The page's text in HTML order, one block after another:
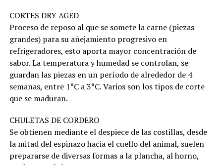
CORTES DRY AGED
Proceso de reposo al que se somete la carne (piezas
grandes) para su añejamiento progresivo en
refrigeradores, esto aporta mayor concentración de
sabor. La temperatura y humedad se controlan, se
guardan las piezas en un período de alrededor de 4
semanas, entre 1°C a 3°C. Varios son los tipos de corte
que se maduran.
CHULETAS DE CORDERO
Se obtienen mediante el despiece de las costillas, desde
la mitad del espinazo hacia el cuello del animal, suelen
prepararse de diversas formas a la plancha, al horno,